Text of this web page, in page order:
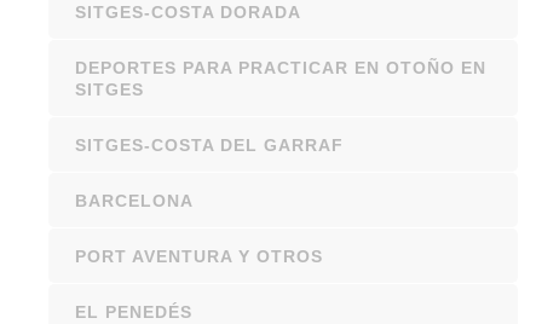
SITGES-COSTA DORADA
DEPORTES PARA PRACTICAR EN OTOÑO EN
SITGES
SITGES-COSTA DEL GARRAF
BARCELONA
PORT AVENTURA Y OTROS
EL PENEDÉS